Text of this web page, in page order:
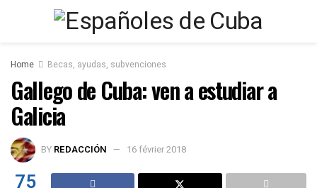
Home Becas, ayudas, subvenciones
Gallego de Cuba: ven a estudiar a
Galicia
BY REDACCIÓN 16 février 2018
75